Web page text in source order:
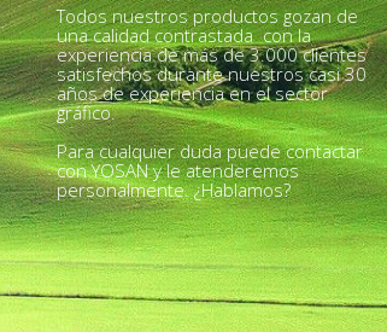
Todos nuestros productos gozan de
una calidad contrastada con la
experiencia de más de 3.000 clientes
satisfechos durante nuestros casi 30
años de experiencia en el sector
gráfico.
Para cualquier duda puede contactar
con YOSAN y le atenderemos
personalmente. ¿Hablamos?